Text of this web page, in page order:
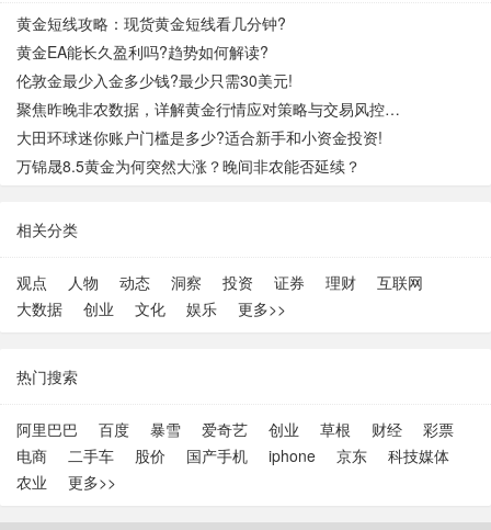
黄金短线攻略：现货黄金短线看几分钟?
黄金EA能长久盈利吗?趋势如何解读?
伦敦金最少入金多少钱?最少只需30美元!
聚焦昨晚非农数据，详解黄金行情应对策略与交易风控要点
大田环球迷你账户门槛是多少?适合新手和小资金投资!
万锦晟8.5黄金为何突然大涨？晚间非农能否延续？
相关分类
观点 人物 动态 洞察 投资 证券 理财
互联网
大数据
创业 文化 娱乐 更多>>
热门搜索
阿里巴巴 百度 暴雪 爱奇艺 创业 草根 财经
彩票
电商
二手车 股价 国产手机 iphone 京东
科技媒体
农业
更多>>